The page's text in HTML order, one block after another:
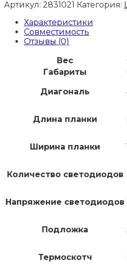
Подсветка
LG
43LW341H
Артикул: 2831021 Категория:
Характеристики
Совместимость
Отзывы (0)
Вес
Габариты
Диагональ
Длина планки
Ширина планки
Количество светодиодов
Напряжение светодиодов
Подложка
Термоскотч